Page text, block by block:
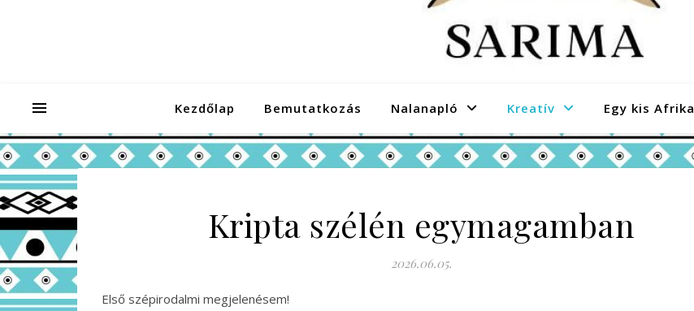
Kezdőlap Bemutatkozás Nalanapló Kreatív Egy kis Afrika
Kripta szélén egymagamban
2026.06.05.
Első szépirodalmi megjelenésem!